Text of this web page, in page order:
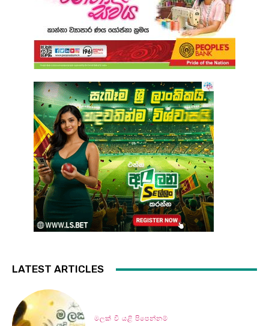
LATEST ARTICLES
මලක් වී යළි පිපෙන්නම්